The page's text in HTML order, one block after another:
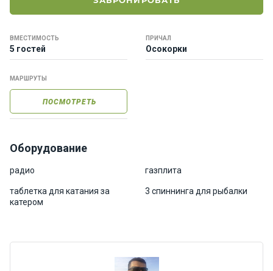
ВМЕСТИМОСТЬ
5 гостей
ПРИЧАЛ
Осокорки
МАРШРУТЫ
ПОСМОТРЕТЬ
Оборудование
радио газплита
таблетка для катания за
катером
3 спиннинга для рыбалки
К
т
р
О нас
ммы